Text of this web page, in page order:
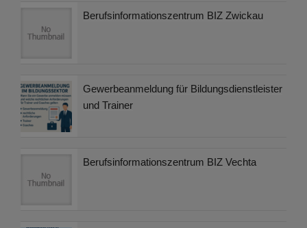
Berufsinformationszentrum BIZ Zwickau
Gewerbeanmeldung für Bildungsdienstleister
und Trainer
Berufsinformationszentrum BIZ Vechta